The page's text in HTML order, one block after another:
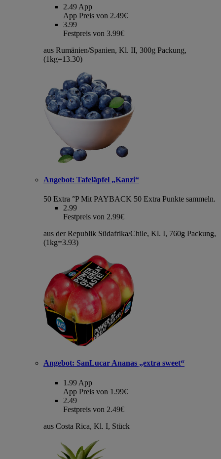
2.49 App
App Preis von 2.49€
3.99
Festpreis von 3.99€
aus Rumänien/Spanien, Kl. II, 300g Packung,
(1kg=13.30)
Angebot: Tafeläpfel „Kanzi“
50 Extra °P Mit PAYBACK 50 Extra Punkte sammeln.
2.99
Festpreis von 2.99€
aus der Republik Südafrika/Chile, Kl. I, 760g Packung,
(1kg=3.93)
Angebot: SanLucar Ananas „extra sweet“
1.99 App
App Preis von 1.99€
2.49
Festpreis von 2.49€
aus Costa Rica, Kl. I, Stück